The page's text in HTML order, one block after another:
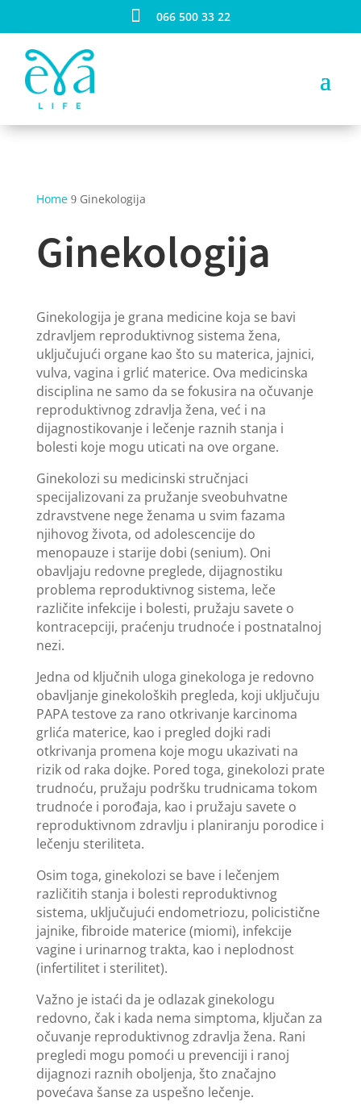
 066 500 33 22
Home 9 Ginekologija
Ginekologija
Ginekologija je grana medicine koja se bavi
zdravljem reproduktivnog sistema žena,
uključujući organe kao što su materica, jajnici,
vulva, vagina i grlić materice. Ova medicinska
disciplina ne samo da se fokusira na očuvanje
reproduktivnog zdravlja žena, već i na
dijagnostikovanje i lečenje raznih stanja i
bolesti koje mogu uticati na ove organe.
Ginekolozi su medicinski stručnjaci
specijalizovani za pružanje sveobuhvatne
zdravstvene nege ženama u svim fazama
njihovog života, od adolescencije do
menopauze i starije dobi (senium). Oni
obavljaju redovne preglede, dijagnostiku
problema reproduktivnog sistema, leče
različite infekcije i bolesti, pružaju savete o
kontracepciji, praćenju trudnoće i postnatalnoj
nezi.
Jedna od ključnih uloga ginekologa je redovno
obavljanje ginekoloških pregleda, koji uključuju
PAPA testove za rano otkrivanje karcinoma
grlića materice, kao i pregled dojki radi
otkrivanja promena koje mogu ukazivati na
rizik od raka dojke. Pored toga, ginekolozi prate
trudnoću, pružaju podršku trudnicama tokom
trudnoće i porođaja, kao i pružaju savete o
reproduktivnom zdravlju i planiranju porodice i
lečenju steriliteta.
Osim toga, ginekolozi se bave i lečenjem
različitih stanja i bolesti reproduktivnog
sistema, uključujući endometriozu, policistične
jajnike, fibroide materice (miomi), infekcije
vagine i urinarnog trakta, kao i neplodnost
(infertilitet i sterilitet).
Važno je istaći da je odlazak ginekologu
redovno, čak i kada nema simptoma, ključan za
očuvanje reproduktivnog zdravlja žena. Rani
pregledi mogu pomoći u prevenciji i ranoj
dijagnozi raznih oboljenja, što značajno
povećava šanse za uspešno lečenje.